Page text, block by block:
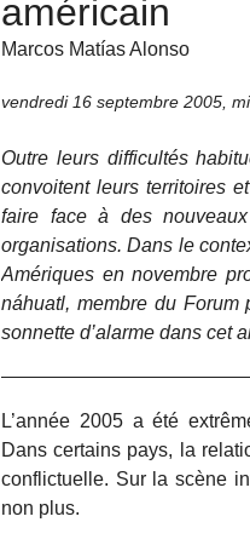
américain
Marcos Matías Alonso
vendredi 16 septembre 2005
Outre leurs difficultés
convoitent leurs territoires
faire face à des
organisations. Dans le
Amériques en novembre
náhuatl, membre du
sonnette d’alarme dans cet
L’année 2005 a été
Dans certains pays, la
conflictuelle. Sur la scène
non plus.